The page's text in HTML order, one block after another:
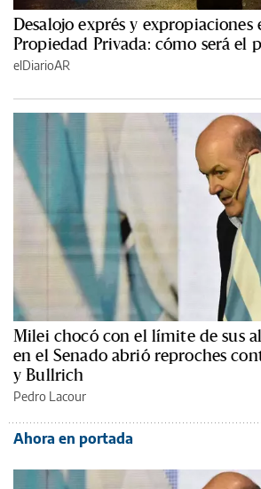
Desalojo exprés y expropiaciones
Propiedad Privada: cómo será el
elDiarioAR
Milei chocó con el límite de sus
en el Senado abrió reproches
y Bullrich
Pedro Lacour
Ahora en portada